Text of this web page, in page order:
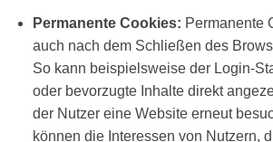
Permanente Cookies: Permanente
auch nach dem Schließen des
So kann beispielsweise der Login-
oder bevorzugte Inhalte direkt
der Nutzer eine Website erneut
können die Interessen von Nutzern,